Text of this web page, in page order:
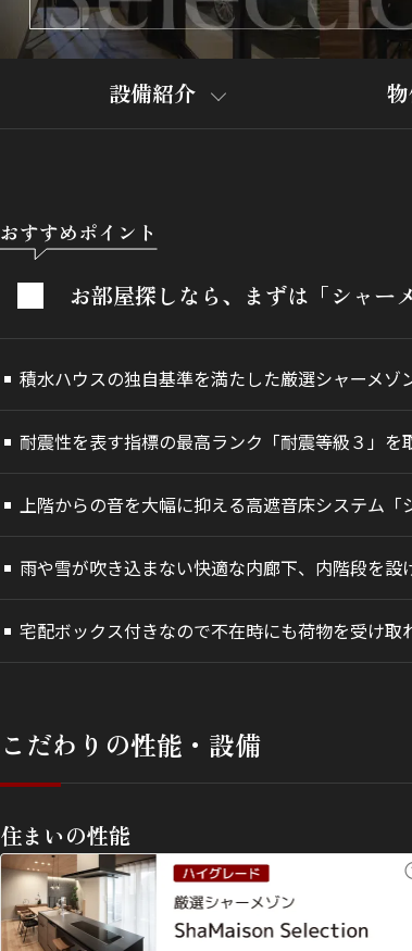
設備紹介
おすすめポイント
お部屋探しなら、まずは「シャー
積水ハウスの独自基準を満たした厳選シャーメゾ
耐震性を表す指標の最高ランク「耐震等級３」を
上階からの音を大幅に抑える高遮音床システム「
雨や雪が吹き込まない快適な内廊下、内階段を設
宅配ボックス付きなので不在時にも荷物を受け取
こだわりの性能・設備
住まいの性能